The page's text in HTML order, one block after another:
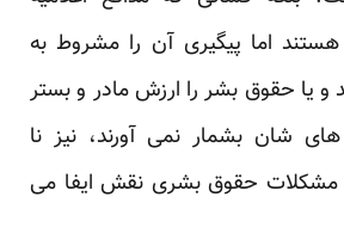
اما پیگیری آن را مشروط به
و یا حقوق بشر را ارزش مادر و بستر
شان بشمار نمی آورند، نیز نا
مشکلات حقوق بشری نقش ایفا می